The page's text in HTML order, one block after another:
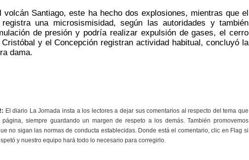
volcán Santiago, este ha hecho dos explosiones, mientras que el
una microsismisidad, según las autoridades y también
de presión y podría realizar expulsión de gases, el cerro
y el Concepción registran actividad habitual, concluyó la
dama.
El diario La Jornada insta a los lectores a dejar sus comentarios al respecto del tema que
siempre guardando un margen de respeto a los demás. También promovemos
no sigan las normas de conducta establecidas. Donde está el comentario, clic en Flag si
y nuestro equipo hará todo lo necesario para corregirlo.